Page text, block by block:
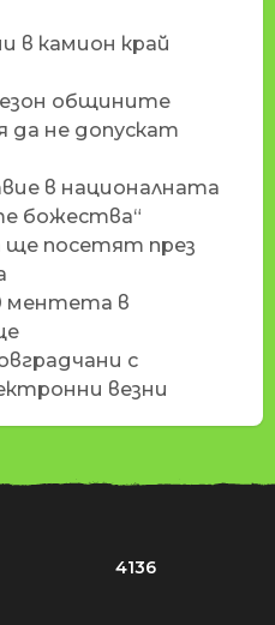
в камион край
общините
да не допускат
в националната
божества“
ще посетят през
ментета в
с
везни
4136